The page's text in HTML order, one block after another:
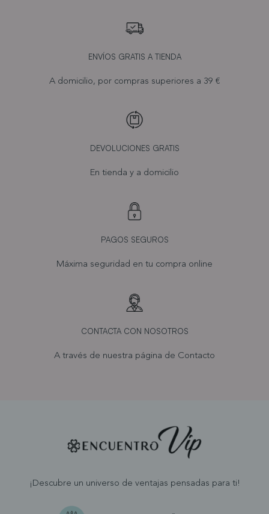
ENVÍOS GRATIS A TIENDA
A domicilio, por compras superiores a 39 €
DEVOLUCIONES GRATIS
En tienda y a domicilio
PAGOS SEGUROS
Máxima seguridad en tu compra online
CONTACTA CON NOSOTROS
A través de nuestra página de Contacto
¡Descubre un universo de ventajas pensadas para ti!